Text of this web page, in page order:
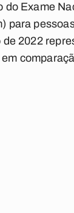
do Exame
para
de 2022